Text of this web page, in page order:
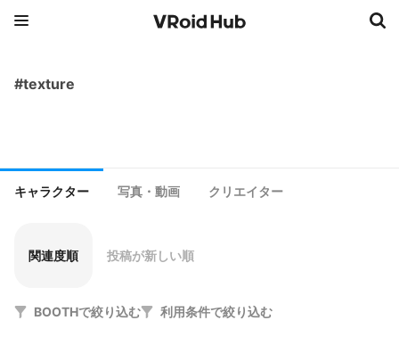
#texture
キャラクター 写真・動画 クリエイター
関連度順 投稿が新しい順
BOOTHで絞り込む 利用条件で絞り込む